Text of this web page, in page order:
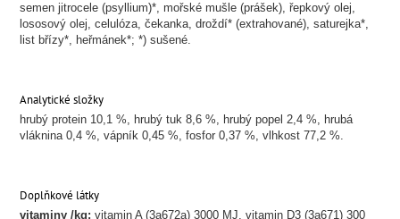
semen jitrocele (psyllium)*, mořské mušle (prášek), řepkový olej,
lososový olej, celulóza, čekanka, droždí* (extrahované), saturejka*,
list břízy*, heřmánek*; *) sušené.
Analytické složky
hrubý protein 10,1 %, hrubý tuk 8,6 %, hrubý popel 2,4 %, hrubá
vláknina 0,4 %, vápník 0,45 %, fosfor 0,37 %, vlhkost 77,2 %.
Doplňkové látky
vitaminy /kg: vitamin A (3a672a) 3000 MJ, vitamin D3 (3a671) 300